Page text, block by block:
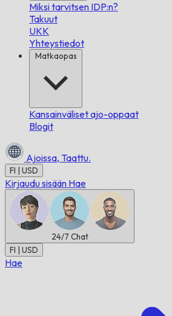
Miksi tarvitsen IDP:n?
Takuut
UKK
Yhteystiedot
Matkaopas
Kansainväliset ajo-oppaat
Blogit
Ajoissa, Taattu.
FI | USD
Kirjaudu sisään Hae
24/7 Chat
FI | USD
Hae